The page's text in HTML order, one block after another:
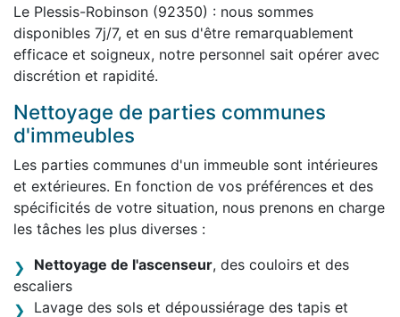
Le Plessis-Robinson (92350) : nous sommes
disponibles 7j/7, et en sus d'être remarquablement
efficace et soigneux, notre personnel sait opérer avec
discrétion et rapidité.
Nettoyage de parties communes
d'immeubles
Les parties communes d'un immeuble sont intérieures
et extérieures. En fonction de vos préférences et des
spécificités de votre situation, nous prenons en charge
les tâches les plus diverses :
Nettoyage de l'ascenseur, des couloirs et des
escaliers
Lavage des sols et dépoussiérage des tapis et